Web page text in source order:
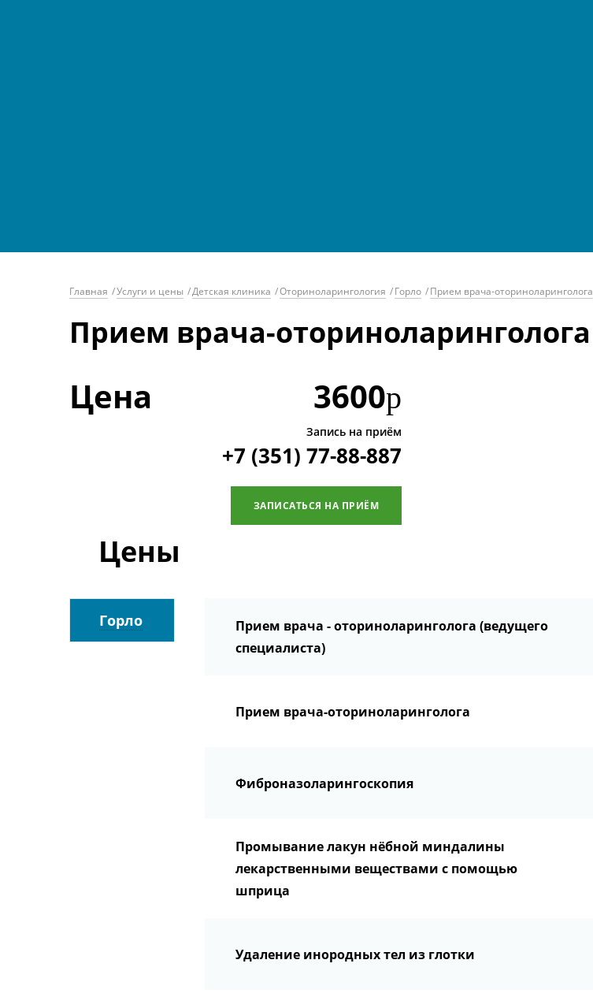
Главная /Услуги и цены /Детская клиника /Оториноларингология /Горло /Прием врача-оториноларинголога
Прием врача-оториноларинголога
Цена 3600р
Запись на приём
+7 (351) 77-88-887
ЗАПИСАТЬСЯ НА ПРИЁМ
Цены
Горло
Прием врача - оториноларинголога (ведущего
специалиста)
Прием врача-оториноларинголога
Фиброназоларингоскопия
Промывание лакун нёбной миндалины
лекарственными веществами с помощью
шприца
Удаление инородных тел из глотки